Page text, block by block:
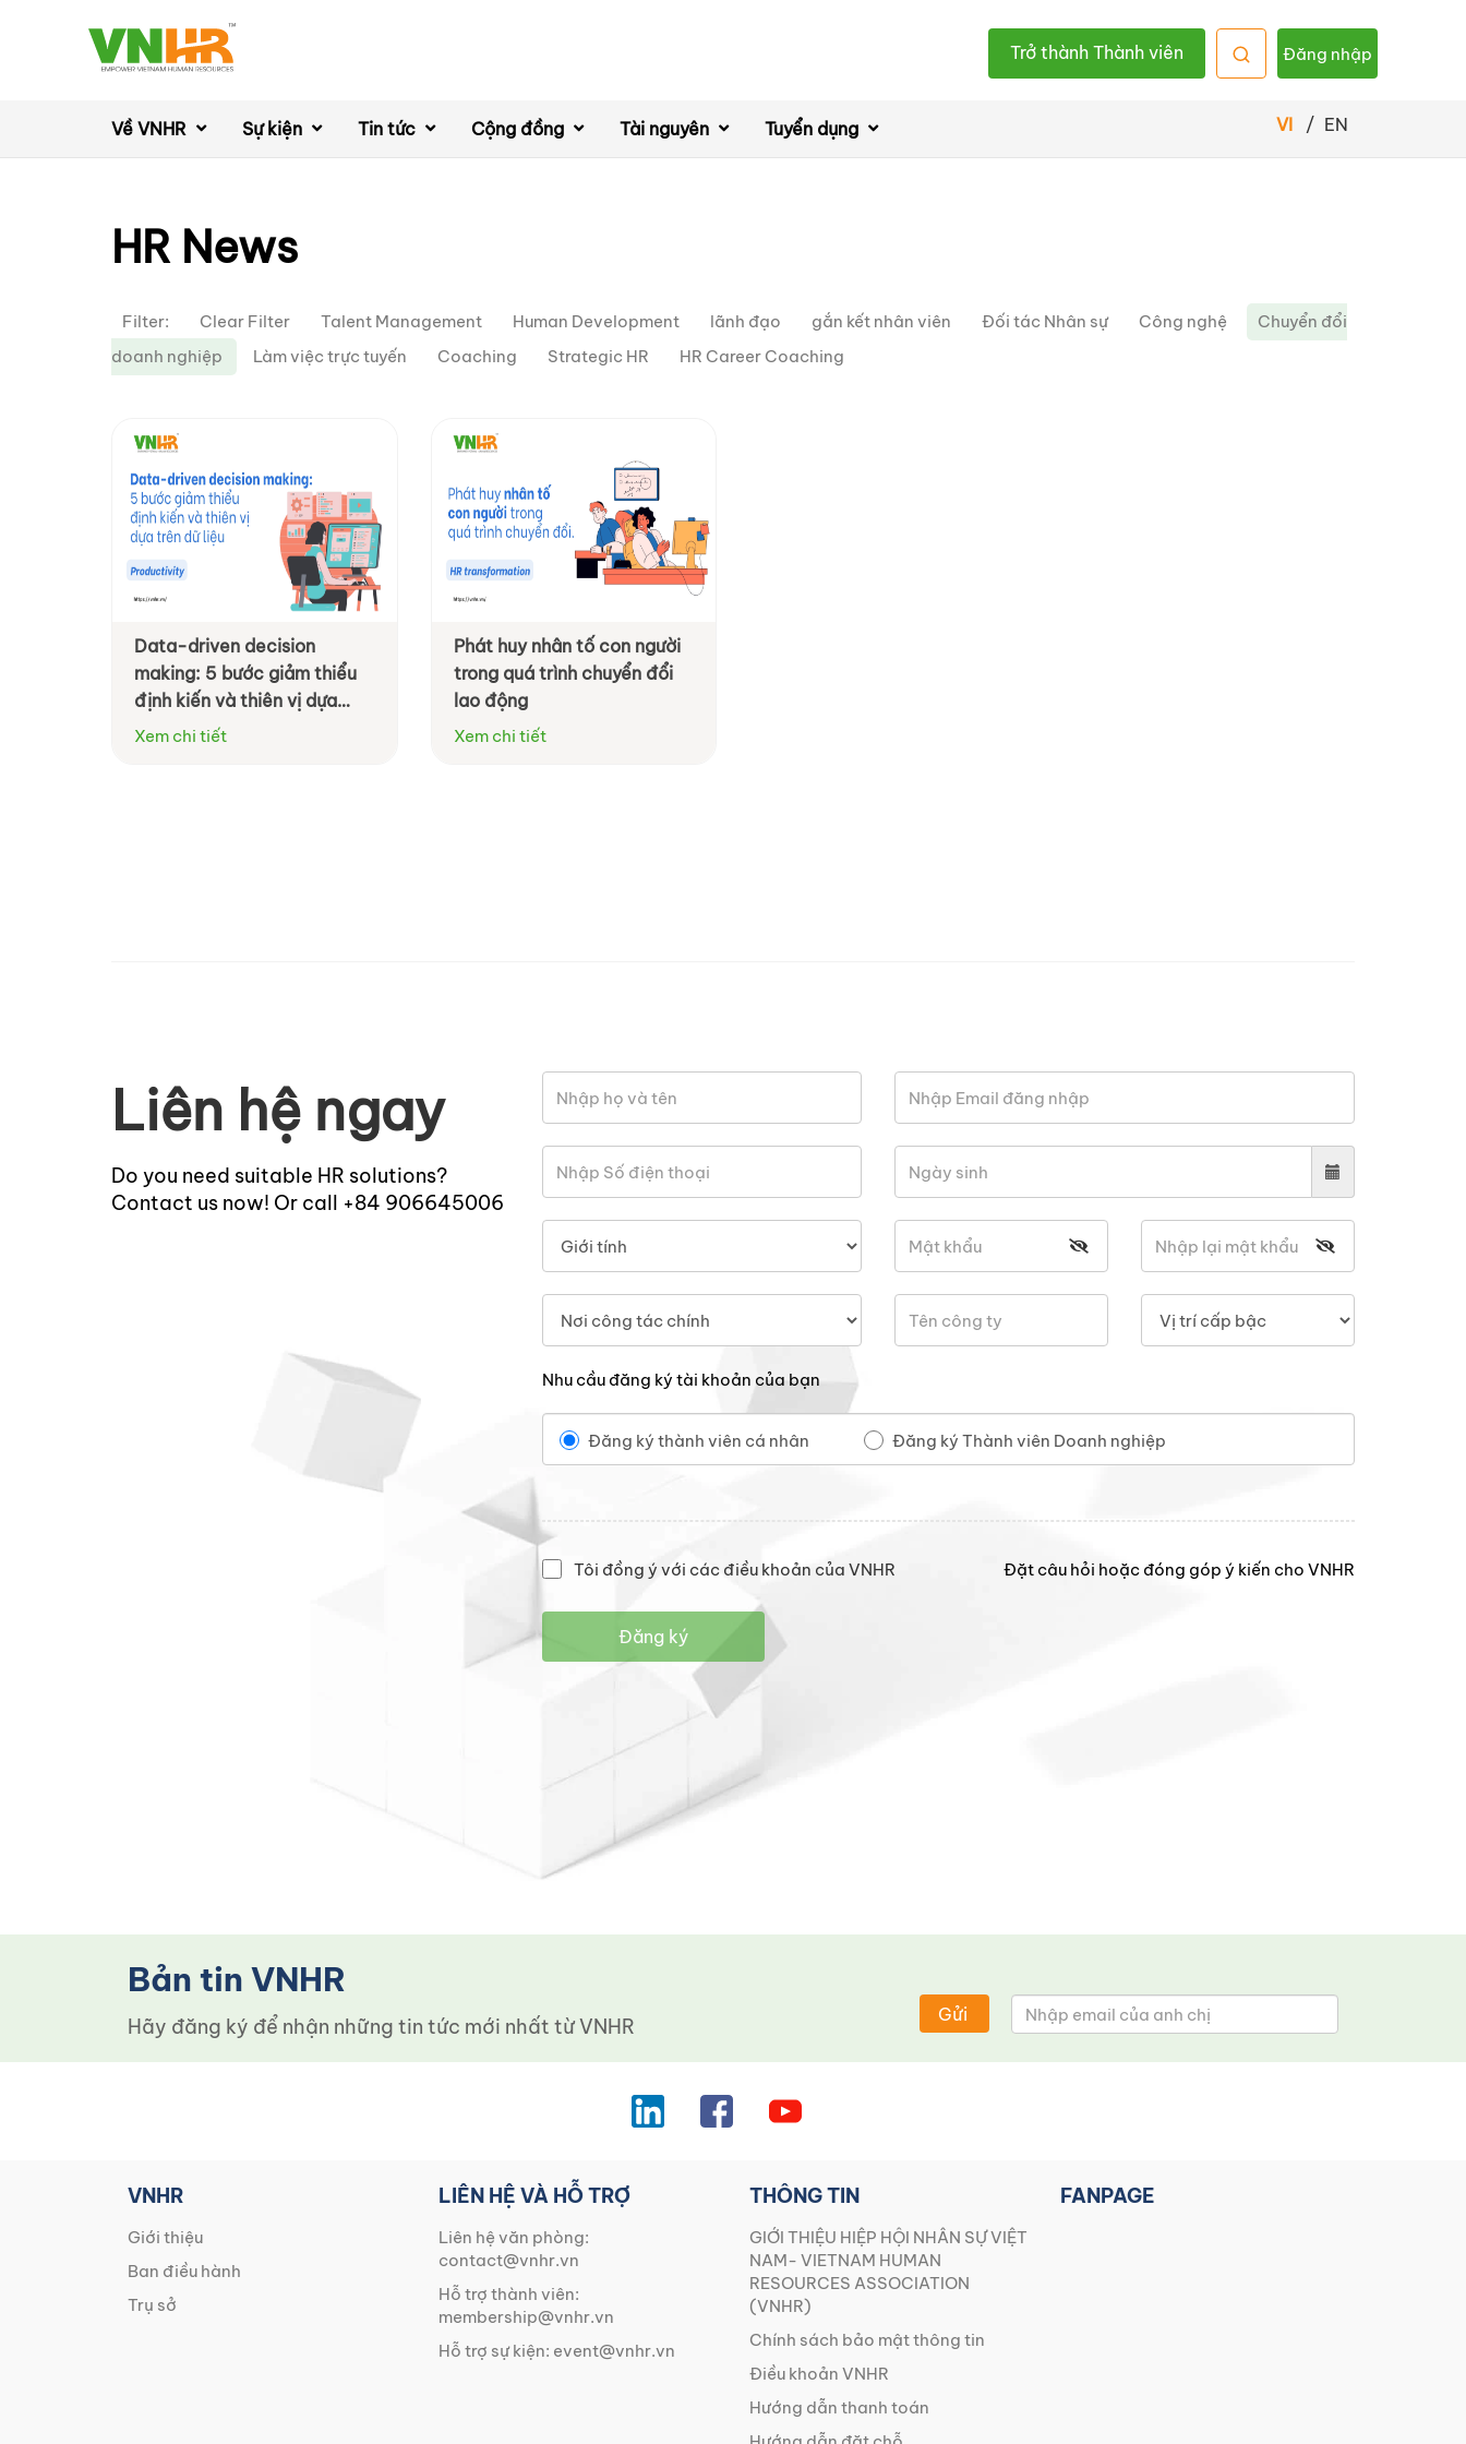
Trở thành Thành viên Đăng nhập
Về VNHR Sự kiện Tin tức Cộng đồng Tài nguyên Tuyển dụng VI / EN
HR News
Filter: Clear Filter Talent Management Human Development lãnh đạo gắn kết nhân viên Đối tác Nhân sự Công nghệ
Chuyển đổi
doanh nghiệp
Làm việc trực tuyến Coaching Strategic HR HR Career Coaching
Data-driven decision
making: 5 bước giảm thiểu
định kiến và thiên vị dựa
trên dữ liệu
Xem chi tiết
Phát huy nhân tố con người
trong quá trình chuyển đổi
lao động
Xem chi tiết
Liên hệ ngay
Do you need suitable HR solutions?
Contact us now! Or call +84 906645006
Nhu cầu đăng ký tài khoản của bạn
Đăng ký thành viên cá nhân Đăng ký Thành viên Doanh nghiệp
Tôi đồng ý với các điều khoản của VNHR Đặt câu hỏi hoặc đóng góp ý kiến cho VNHR
Đăng ký
Bản tin VNHR
Hãy đăng ký để nhận những tin tức mới nhất từ ​​VNHR Gửi
VNHR
Giới thiệu
Ban điều hành
Trụ sở
LIÊN HỆ VÀ HỖ TRỢ
Liên hệ văn phòng:
contact@vnhr.vn
Hỗ trợ thành viên:
membership@vnhr.vn
Hỗ trợ sự kiện: event@vnhr.vn
THÔNG TIN
GIỚI THIỆU HIỆP HỘI NHÂN SỰ VIỆT
NAM- VIETNAM HUMAN
RESOURCES ASSOCIATION
(VNHR)
Chính sách bảo mật thông tin
Điều khoản VNHR
Hướng dẫn thanh toán
FANPAGE